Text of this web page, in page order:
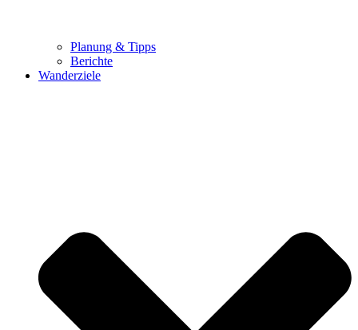
Planung & Tipps
Berichte
Wanderziele